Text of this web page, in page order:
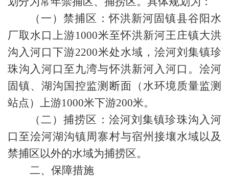
（一）禁捕区：怀洪新河固镇县谷阳水
厂取水口上游1000米至怀洪新河王庄镇大洪
沟入河口下游2200米处水域，浍河刘集镇珍
珠沟入河口至九湾与怀洪新河入河口。浍河
固镇、湖沟国控监测断面（水环境质量监测
站点）上游1000米下游200米。
（二）捕捞区：浍河刘集镇珍珠沟入河
口至浍河湖沟镇周寨村与宿州接壤水域以及
禁捕区以外的水域为捕捞区。
二、保障措施